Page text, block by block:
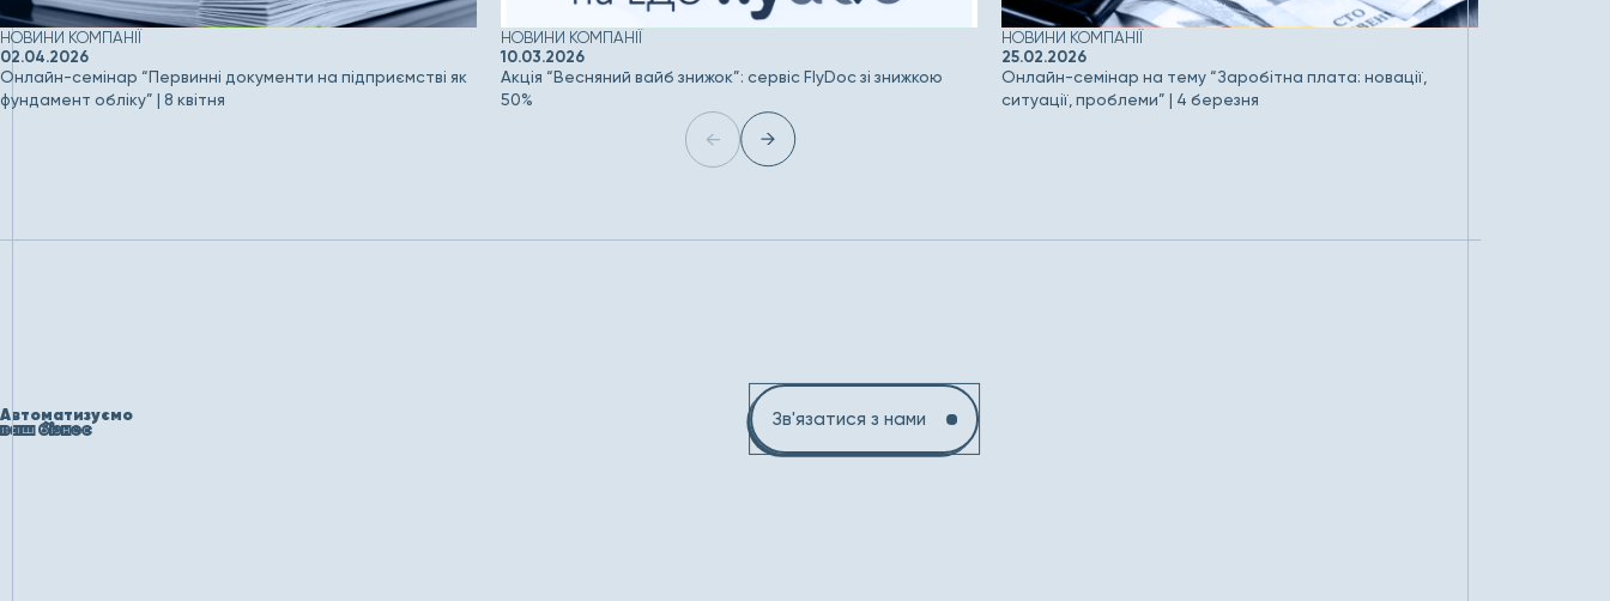
НОВИНИ КОМПАНІЇ
02.04.2026
Онлайн-семінар “Первинні документи на підприємстві як
фундамент обліку” | 8 квітня
НОВИНИ КОМПАНІЇ
10.03.2026
Акція “Весняний вайб знижок”: сервіс FlyDoc зі знижкою
50%
НОВИНИ КОМПАНІЇ
25.02.2026
Онлайн-семінар на тему “Заробітна плата: новації,
ситуації, проблеми” | 4 березня
Автоматизуємо
ваш бізнес Зв'язатися з нами